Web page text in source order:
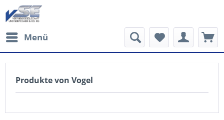
Menü
Produkte von Vogel